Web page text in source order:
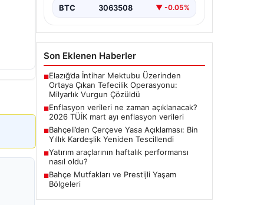
BTC 3063508 ▼ -0.05%
Son Eklenen Haberler
■Elazığ’da İntihar Mektubu Üzerinden
Ortaya Çıkan Tefecilik Operasyonu:
Milyarlık Vurgun Çözüldü
■Enflasyon verileri ne zaman açıklanacak?
2026 TÜİK mart ayı enflasyon verileri
■Bahçeli’den Çerçeve Yasa Açıklaması: Bin
Yıllık Kardeşlik Yeniden Tescillendi
■Yatırım araçlarının haftalık performansı
nasıl oldu?
■Bahçe Mutfakları ve Prestijli Yaşam
Bölgeleri